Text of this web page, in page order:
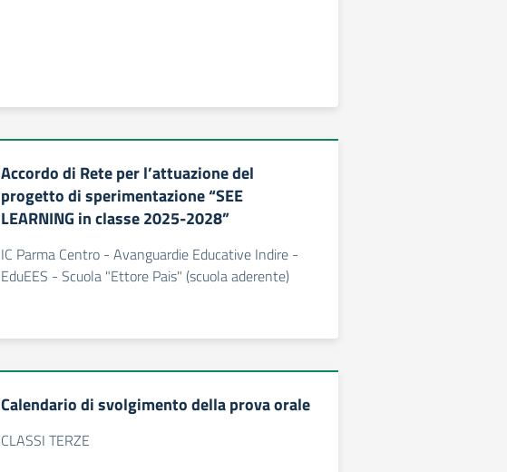
Accordo di Rete per l’attuazione del
progetto di sperimentazione “SEE
LEARNING in classe 2025-2028”
IC Parma Centro - Avanguardie Educative Indire -
EduEES - Scuola "Ettore Pais" (scuola aderente)
Calendario di svolgimento della prova orale
CLASSI TERZE